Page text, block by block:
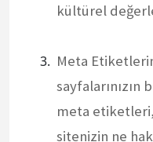
kültürel
Meta
sayfalarınızın
meta
sitenizin ne